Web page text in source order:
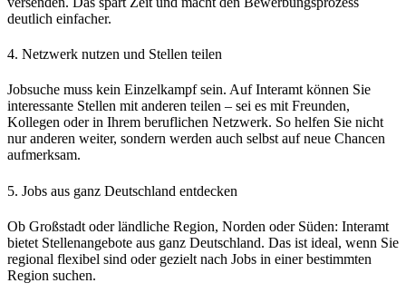
deutlich einfacher.
4. Netzwerk nutzen und Stellen teilen
Jobsuche muss kein Einzelkampf sein. Auf Interamt können Sie
interessante Stellen mit anderen teilen – sei es mit Freunden,
Kollegen oder in Ihrem beruflichen Netzwerk. So helfen Sie nicht
nur anderen weiter, sondern werden auch selbst auf neue Chancen
aufmerksam.
5. Jobs aus ganz Deutschland entdecken
Ob Großstadt oder ländliche Region, Norden oder Süden: Interamt
bietet Stellenangebote aus ganz Deutschland. Das ist ideal, wenn Sie
regional flexibel sind oder gezielt nach Jobs in einer bestimmten
Region suchen.